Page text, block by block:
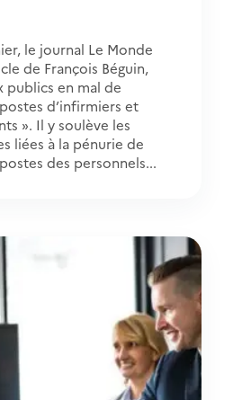
le journal Le Monde
de François Béguin,
publics en mal de
d’infirmiers et
». Il y soulève les
liées à la pénurie de
des personnels...